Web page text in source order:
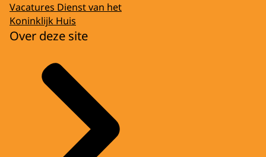
Vacatures Dienst van het
Koninklijk Huis
Over deze site